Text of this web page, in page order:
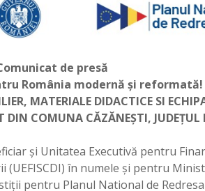
de presă
România modernă și reformată!
MATERIALE DIDACTICE SI
COMUNA CĂZĂNEȘTI, JUDEȚUL
și Unitatea Executivă pentru
în numele și pentru
pentru Planul National de